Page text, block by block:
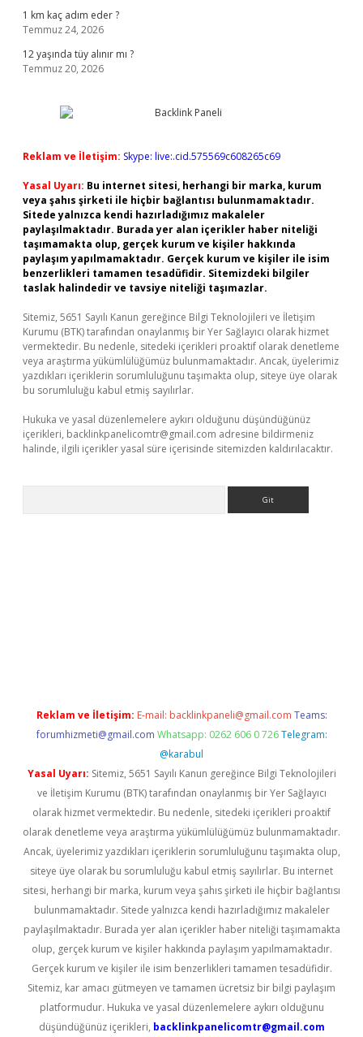
1 km kaç adım eder ?
Temmuz 24, 2026
12 yaşında tüy alınır mı ?
Temmuz 20, 2026
Reklam ve İletişim: Skype: live:.cid.575569c608265c69
Yasal Uyarı: Bu internet sitesi, herhangi bir marka, kurum
veya şahıs şirketi ile hiçbir bağlantısı bulunmamaktadır.
Sitede yalnızca kendi hazırladığımız makaleler
paylaşılmaktadır. Burada yer alan içerikler haber niteliği
taşımamakta olup, gerçek kurum ve kişiler hakkında
paylaşım yapılmamaktadır. Gerçek kurum ve kişiler ile isim
benzerlikleri tamamen tesadüfidir. Sitemizdeki bilgiler
taslak halindedir ve tavsiye niteliği taşımazlar.
Sitemiz, 5651 Sayılı Kanun gereğince Bilgi Teknolojileri ve İletişim
Kurumu (BTK) tarafından onaylanmış bir Yer Sağlayıcı olarak hizmet
vermektedir. Bu nedenle, sitedeki içerikleri proaktif olarak denetleme
veya araştırma yükümlülüğümüz bulunmamaktadır. Ancak, üyelerimiz
yazdıkları içeriklerin sorumluluğunu taşımakta olup, siteye üye olarak
bu sorumluluğu kabul etmiş sayılırlar.
Hukuka ve yasal düzenlemelere aykırı olduğunu düşündüğünüz
içerikleri, backlinkpanelicomtr@gmail.com adresine bildirmeniz
halinde, ilgili içerikler yasal süre içerisinde sitemizden kaldırılacaktır.
Reklam ve İletişim: E-mail: backlinkpaneli@gmail.com Teams:
forumhizmeti@gmail.com Whatsapp: 0262 606 0 726 Telegram:
@karabul
Yasal Uyarı: Sitemiz, 5651 Sayılı Kanun gereğince Bilgi Teknolojileri
ve İletişim Kurumu (BTK) tarafından onaylanmış bir Yer Sağlayıcı
olarak hizmet vermektedir. Bu nedenle, sitedeki içerikleri proaktif
olarak denetleme veya araştırma yükümlülüğümüz bulunmamaktadır.
Ancak, üyelerimiz yazdıkları içeriklerin sorumluluğunu taşımakta olup,
siteye üye olarak bu sorumluluğu kabul etmiş sayılırlar. Bu internet
sitesi, herhangi bir marka, kurum veya şahıs şirketi ile hiçbir bağlantısı
bulunmamaktadır. Sitede yalnızca kendi hazırladığımız makaleler
paylaşılmaktadır. Burada yer alan içerikler haber niteliği taşımamakta
olup, gerçek kurum ve kişiler hakkında paylaşım yapılmamaktadır.
Gerçek kurum ve kişiler ile isim benzerlikleri tamamen tesadüfidir.
Sitemiz, kar amacı gütmeyen ve tamamen ücretsiz bir bilgi paylaşım
platformudur. Hukuka ve yasal düzenlemelere aykırı olduğunu
düşündüğünüz içerikleri, backlinkpanelicomtr@gmail.com